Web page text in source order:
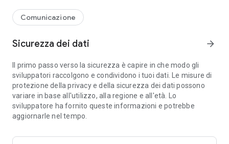
con parametri diversi.
automatica con vari parametri:
- ricorrenti giornalmente o in determinati giorni della
settimana in un momento specificato;
- chiamate ricorrenti dopo un determinato periodo di tempo.
Nelle impostazioni dell'applicazione, è possibile abilitare o
disabilitare il vivavoce durante una chiamata. (Di default è
Inoltre nelle impostazioni è possibile attivare l'avviso con un
Comunicazione
Sicurezza dei dati arrow_forward
Il primo passo verso la sicurezza è capire in che modo gli
sviluppatori raccolgono e condividono i tuoi dati. Le misure di
protezione della privacy e della sicurezza dei dati possono
variare in base all'utilizzo, alla regione e all'età. Lo
sviluppatore ha fornito queste informazioni e potrebbe
aggiornarle nel tempo.